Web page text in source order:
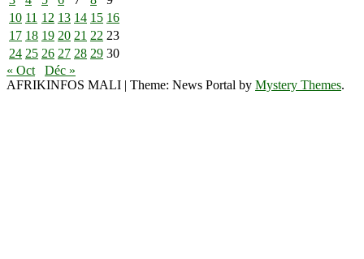
10 11 12 13 14 15 16
17 18 19 20 21 22 23
24 25 26 27 28 29 30
« Oct
Déc »
AFRIKINFOS MALI | Theme: News Portal by Mystery Themes.